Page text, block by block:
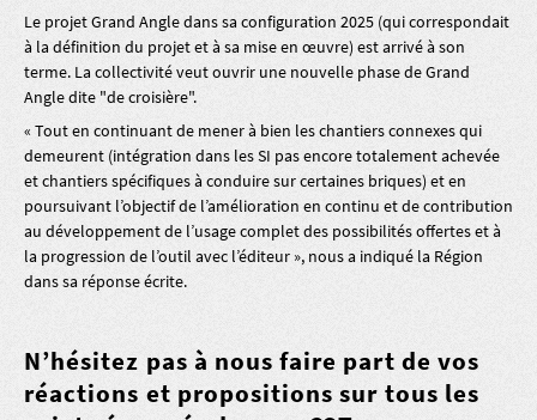
Le projet Grand Angle dans sa configuration 2025 (qui correspondait
à la définition du projet et à sa mise en œuvre) est arrivé à son
terme. La collectivité veut ouvrir une nouvelle phase de Grand
Angle dite "de croisière".
« Tout en continuant de mener à bien les chantiers connexes qui
demeurent (intégration dans les SI pas encore totalement achevée
et chantiers spécifiques à conduire sur certaines briques) et en
poursuivant l’objectif de l’amélioration en continu et de contribution
au développement de l’usage complet des possibilités offertes et à
la progression de l’outil avec l’éditeur », nous a indiqué la Région
dans sa réponse écrite.
N’hésitez pas à nous faire part de vos
réactions et propositions sur tous les